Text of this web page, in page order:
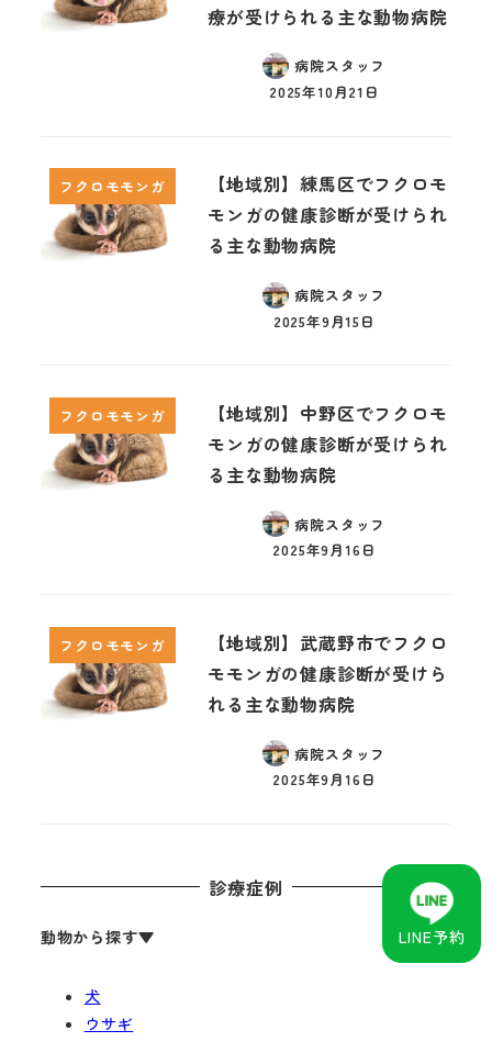
療が受けられる主な動物病院
病院スタッフ
2025年10月21日
フクロモモンガ
【地域別】練馬区でフクロモ
モンガの健康診断が受けられ
る主な動物病院
病院スタッフ
2025年9月15日
フクロモモンガ
【地域別】中野区でフクロモ
モンガの健康診断が受けられ
る主な動物病院
病院スタッフ
2025年9月16日
フクロモモンガ
【地域別】武蔵野市でフクロ
モモンガの健康診断が受けら
れる主な動物病院
病院スタッフ
2025年9月16日
診療症例
動物から探す▼
犬
ウサギ
LINE予約